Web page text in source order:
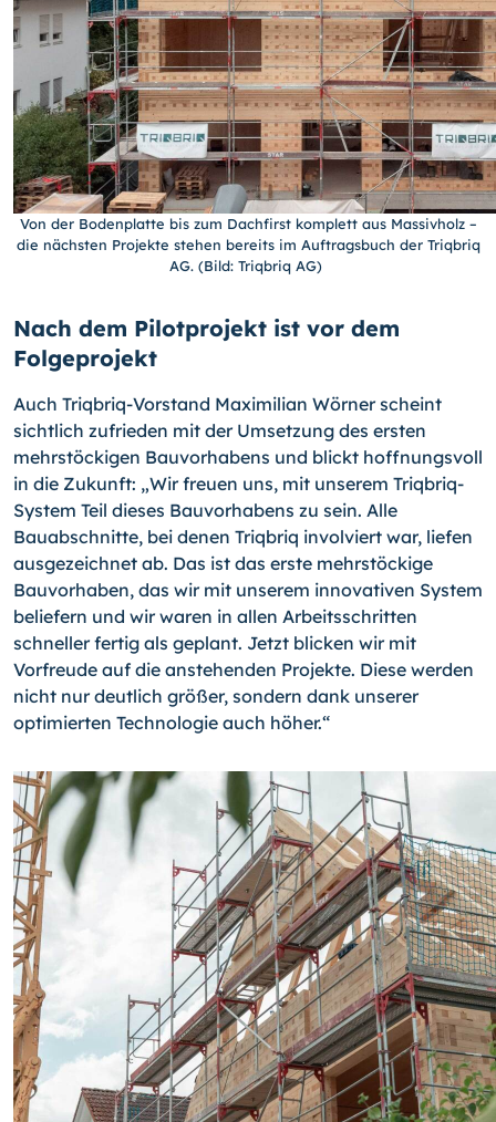
Von der Bodenplatte bis zum Dachfirst komplett aus Massivholz –
die nächsten Projekte stehen bereits im Auftragsbuch der Triqbriq
AG. (Bild: Triqbriq AG)
Nach dem Pilotprojekt ist vor dem
Folgeprojekt
Auch Triqbriq-Vorstand Maximilian Wörner scheint
sichtlich zufrieden mit der Umsetzung des ersten
mehrstöckigen Bauvorhabens und blickt hoffnungsvoll
in die Zukunft: „Wir freuen uns, mit unserem Triqbriq-
System Teil dieses Bauvorhabens zu sein. Alle
Bauabschnitte, bei denen Triqbriq involviert war, liefen
ausgezeichnet ab. Das ist das erste mehrstöckige
Bauvorhaben, das wir mit unserem innovativen System
beliefern und wir waren in allen Arbeitsschritten
schneller fertig als geplant. Jetzt blicken wir mit
Vorfreude auf die anstehenden Projekte. Diese werden
nicht nur deutlich größer, sondern dank unserer
optimierten Technologie auch höher.“